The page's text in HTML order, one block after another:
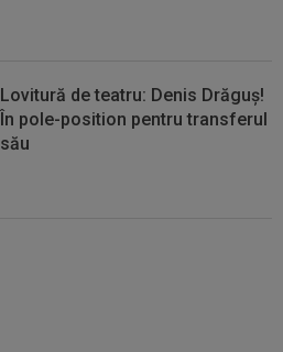
Lovitură de teatru: Denis Drăguș!
În pole-position pentru transferul
său